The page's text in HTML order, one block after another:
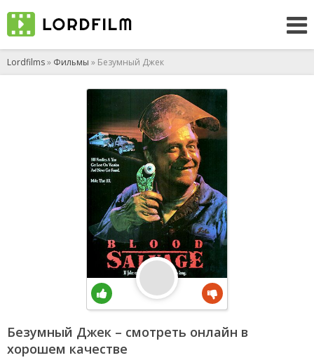
Lordfilms» Фильмы » Безумный Джек
Безумный Джек – смотреть онлайн в
хорошем качестве